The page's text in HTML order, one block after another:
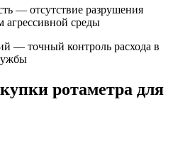
— отсутствие разрушения
агрессивной среды
— точный контроль расхода в
ротаметра для